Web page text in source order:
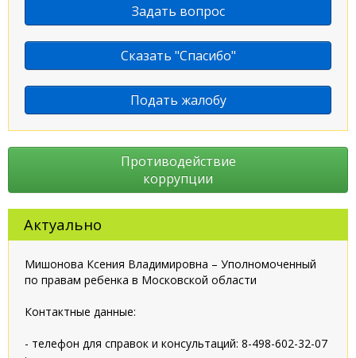
Задать вопрос
Сказать "Спасибо"
Подать жалобу
Противодействие
коррупции
Актуально
Мишонова Ксения Владимировна – Уполномоченный
по правам ребенка в Московской области
Контактные данные:
- телефон для справок и консультаций: 8-498-602-32-07